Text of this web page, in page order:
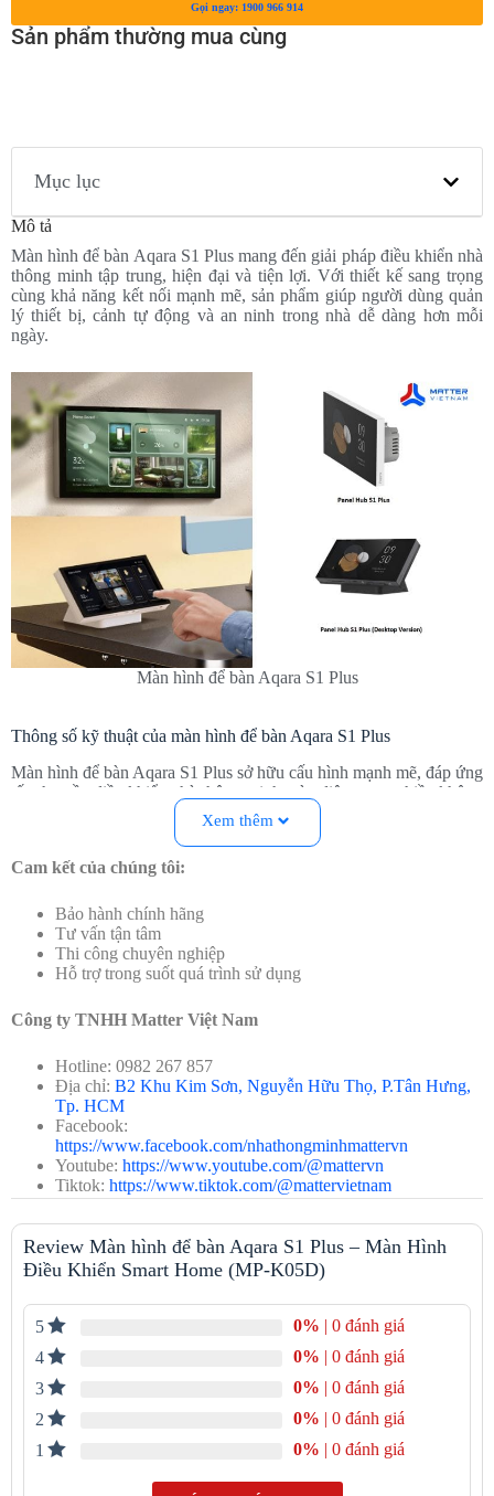
Gọi ngay: 1900 966 914
Sản phẩm thường mua cùng
Mục lục
Mô tả
Màn hình để bàn Aqara S1 Plus mang đến giải pháp điều khiển nhà
thông minh tập trung, hiện đại và tiện lợi. Với thiết kế sang trọng
cùng khả năng kết nối mạnh mẽ, sản phẩm giúp người dùng quản
lý thiết bị, cảnh tự động và an ninh trong nhà dễ dàng hơn mỗi
ngày.
Màn hình để bàn Aqara S1 Plus
Thông số kỹ thuật của màn hình để bàn Aqara S1 Plus
Màn hình để bàn Aqara S1 Plus sở hữu cấu hình mạnh mẽ, đáp ứng
tốt nhu cầu điều khiển nhà thông minh toàn diện trong nhiều không
Kích thước: 172 × 100 × 90 mm
Độ phân giải màn hình: 1440 x 720
Kết nối không dây:
Wi-Fi 2.4GHz/5GHz
Zigbee 3.0
Bluetooth
Độ ẩm hoạt động: 0 – 95% RH
Hỗ trợ hỗ trợ giọng nói Siri, Google Assistant và Amazon
Alexa
4 micrô hỗ trợ giọng nói AI và 2 loa công suất 1W hỗ trợ
AirPlay
Hub hỗ trợ trung tâm kết nối tối đa 40 thiết bị Zigbee
Vị trí sử dụng: bàn làm việc, tủ đầu giường, bàn trà, phòng
khách
Tiêu chuẩn kỹ thuật: GB 4943.1-2022
Thiết kế nổi của màn hình để bàn Aqara S1 Plus
Màn hình để bàn Aqara S1 Plus được phát triển theo hướng hiện
phong cách nội thất thông minh.
Xem thêm
Cam kết của chúng tôi:
Bảo hành chính hãng
Tư vấn tận tâm
Thi công chuyên nghiệp
Hỗ trợ trong suốt quá trình sử dụng
Công ty TNHH Matter Việt Nam
Hotline: 0982 267 857
Địa chỉ: B2 Khu Kim Sơn, Nguyễn Hữu Thọ, P.Tân Hưng,
Tp. HCM
Facebook:
https://www.facebook.com/nhathongminhmattervn
Youtube: https://www.youtube.com/@mattervn
Tiktok: https://www.tiktok.com/@mattervietnam
Review Màn hình để bàn Aqara S1 Plus – Màn Hình
Điều Khiển Smart Home (MP-K05D)
5 0% | 0 đánh giá
4
0% | 0 đánh giá
3
0% | 0 đánh giá
2
0% | 0 đánh giá
1
0% | 0 đánh giá